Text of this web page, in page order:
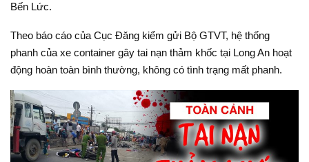
Bến Lức.
Theo báo cáo của Cục Đăng kiểm gửi Bộ GTVT, hệ thống
phanh của xe container gây tai nạn thảm khốc tại Long An hoạt
động hoàn toàn bình thường, không có tình trạng mất phanh.